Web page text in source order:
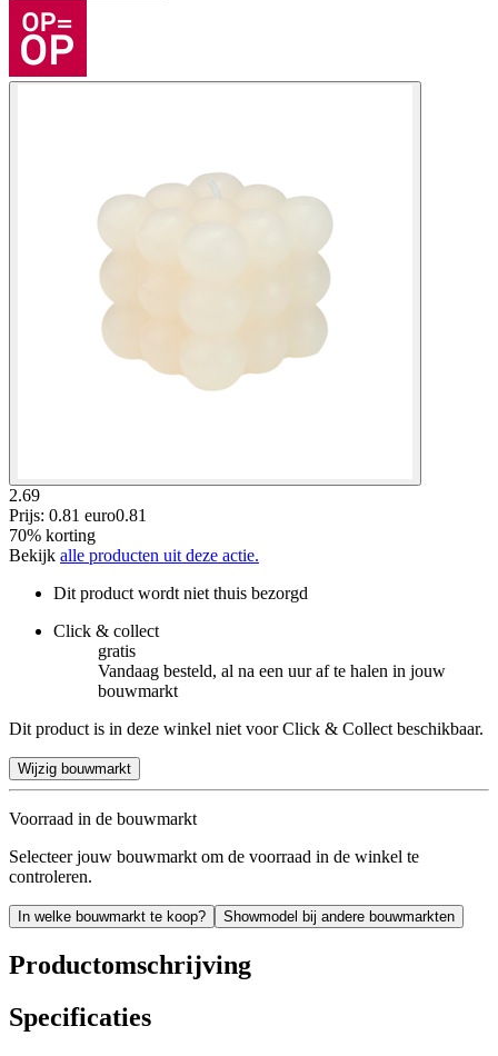
2.69
Prijs: 0.81 euro0.81
70% korting
Bekijk alle producten uit deze actie.
Dit product wordt niet thuis bezorgd
Click & collect
gratis
Vandaag besteld, al na een uur af te halen in jouw
bouwmarkt
Dit product is in deze winkel niet voor Click & Collect beschikbaar.
Wijzig bouwmarkt
Voorraad in de bouwmarkt
Selecteer jouw bouwmarkt om de voorraad in de winkel te
controleren.
In welke bouwmarkt te koop? Showmodel bij andere bouwmarkten
Productomschrijving
Specificaties